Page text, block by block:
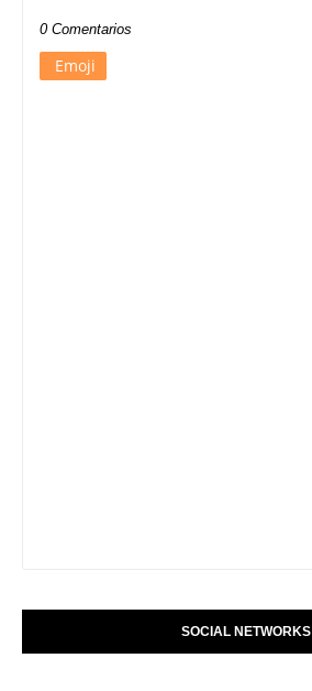
0 Comentarios
Emoji
SOCIAL NETWORKS